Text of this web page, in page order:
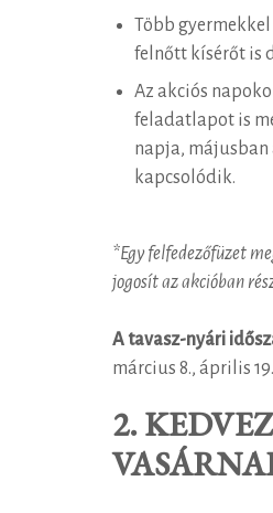
Több
felnőtt kísérőt is
Az akciós
feladatlapot is
napja,
kapcsolódik.
*Egy felfedezőfüzet
jogosít az akcióban
A tavasz-nyári
március 8., április
2.